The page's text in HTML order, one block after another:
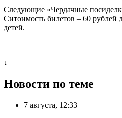
Следующие «Чердачные
Ситоимость билетов – 60 рублей
детей.
↓
Новости по теме
7 августа, 12:33